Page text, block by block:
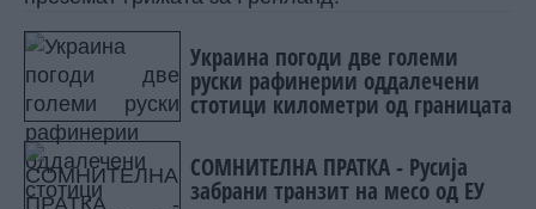
Украина погоди две големи
руски рафинерии оддалечени
стотици километри од границата
СОМНИТЕЛНА ПРАТКА - Русија
забрани транзит на месо од ЕУ